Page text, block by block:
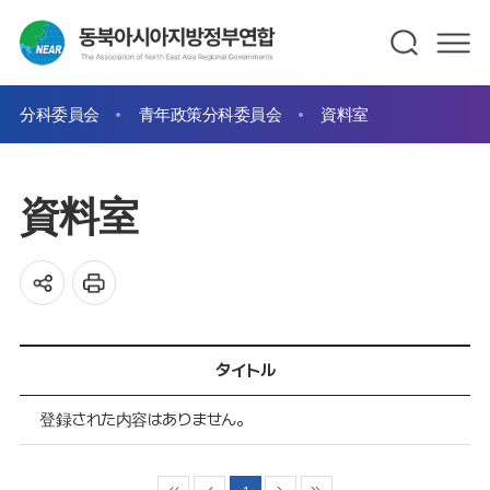
分科委員会 青年政策分科委員会 資料室
資料室
タイトル
登録された内容はありません。